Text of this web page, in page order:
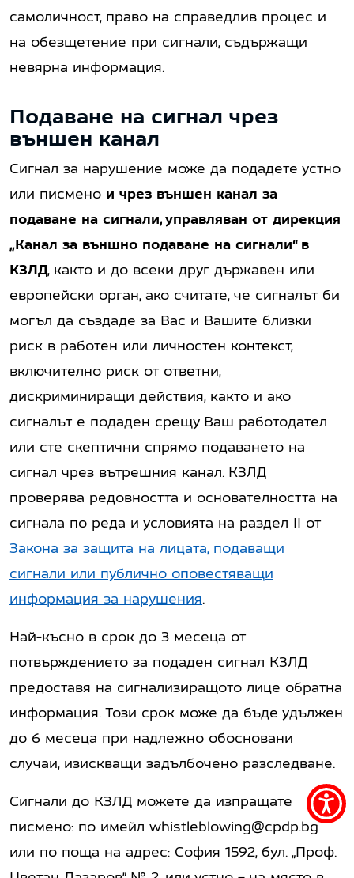
самоличност, право на справедлив процес и
на обезщетение при сигнали, съдържащи
невярна информация.
Подаване на сигнал чрез
външен канал
Сигнал за нарушение може да подадете устно
или писмено и чрез външен канал за
подаване на сигнали, управляван от дирекция
„Канал за външно подаване на сигнали“ в
КЗЛД, както и до всеки друг държавен или
европейски орган, ако считате, че сигналът би
могъл да създаде за Вас и Вашите близки
риск в работен или личностен контекст,
включително риск от ответни,
дискриминиращи действия, както и ако
сигналът е подаден срещу Ваш работодател
или сте скептични спрямо подаването на
сигнал чрез вътрешния канал. КЗЛД
проверява редовността и основателността на
сигнала по реда и условията на раздел II от
Закона за защита на лицата, подаващи
сигнали или публично оповестяващи
информация за нарушения.
Най-късно в срок до 3 месеца от
потвърждението за подаден сигнал КЗЛД
предоставя на сигнализиращото лице обратна
информация. Този срок може да бъде удължен
до 6 месеца при надлежно обосновани
случаи, изискващи задълбочено разследване.
Сигнали до КЗЛД можете да изпращате
писмено: по имейл whistleblowing@cpdp.bg
или по поща на адрес: София 1592, бул. „Проф.